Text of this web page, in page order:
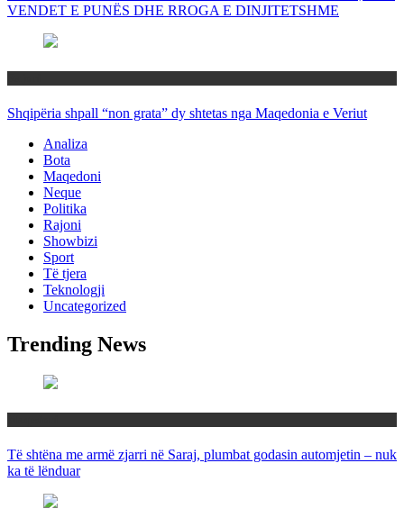
VENDET E PUNËS DHE RROGA E DINJITETSHME
Shqipëria shpall “non grata” dy shtetas nga Maqedonia e Veriut
Analiza
Bota
Maqedoni
Neque
Politika
Rajoni
Showbizi
Sport
Të tjera
Teknologji
Uncategorized
Trending News
Të shtëna me armë zjarri në Saraj, plumbat godasin automjetin – nuk
ka të lënduar